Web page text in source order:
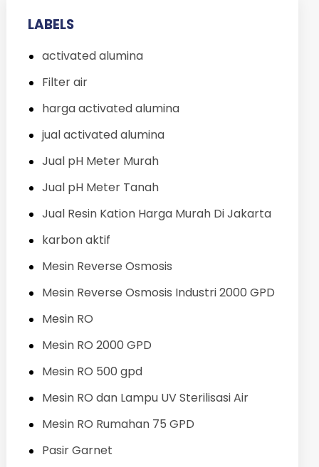
LABELS
activated alumina
Filter air
harga activated alumina
jual activated alumina
Jual pH Meter Murah
Jual pH Meter Tanah
Jual Resin Kation Harga Murah Di Jakarta
karbon aktif
Mesin Reverse Osmosis
Mesin Reverse Osmosis Industri 2000 GPD
Mesin RO
Mesin RO 2000 GPD
Mesin RO 500 gpd
Mesin RO dan Lampu UV Sterilisasi Air
Mesin RO Rumahan 75 GPD
Pasir Garnet